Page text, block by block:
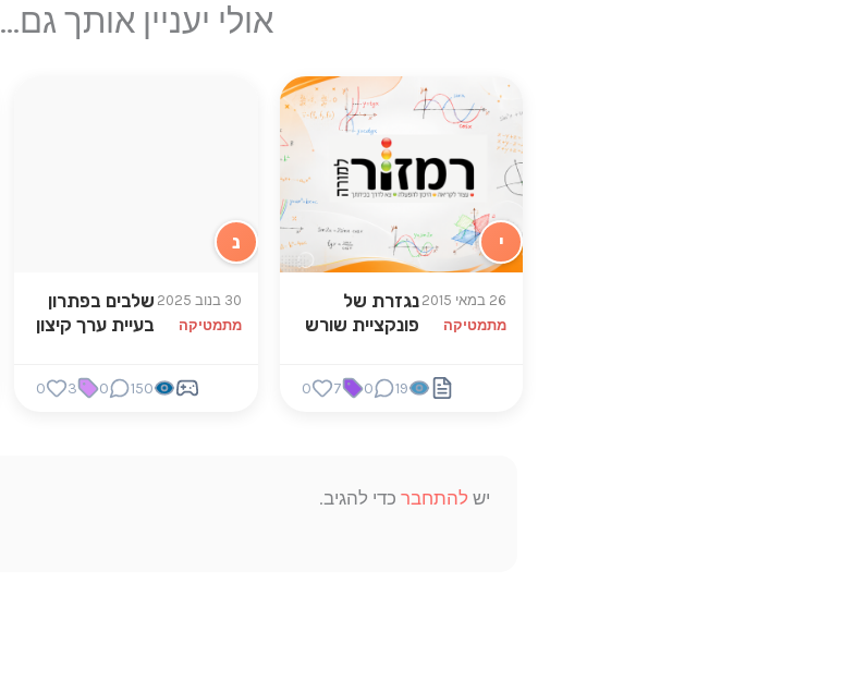
אולי יעניין אותך גם...
י
26 במאי 2015
מתמטיקה
נגזרת של
פונקציית שורש
19
0
7
0
נ
30 בנוב 2025
מתמטיקה
שלבים בפתרון
בעיית ערך קיצון
150
0
3
0
יש להתחבר כדי להגיב.